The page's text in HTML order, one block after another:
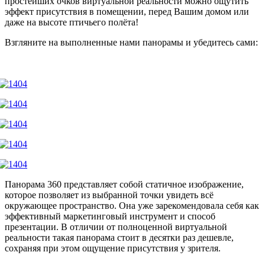
эффект присутствия в помещении, перед Вашим домом или
даже на высоте птичьего полёта!
Взгляните на выполненные нами панорамы и убедитесь сами:
Панорама 360 представляет собой статичное изображение,
которое позволяет из выбранной точки увидеть всё
окружающее пространство. Она уже зарекомендовала себя как
эффективный маркетинговый инструмент и способ
презентации. В отличии от полноценной виртуальной
реальности такая панорама стоит в десятки раз дешевле,
сохраняя при этом ощущение присутствия у зрителя.